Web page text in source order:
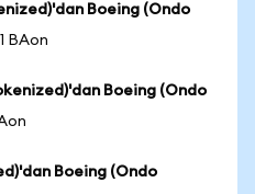
Boeing (Ondo
BAon
Boeing (Ondo
Boeing (Ondo